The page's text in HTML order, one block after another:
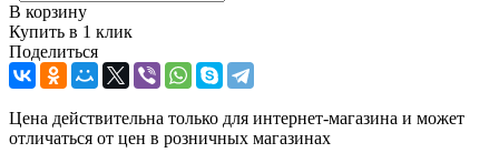
В корзину
Купить в 1 клик
Поделиться
Цена действительна только для интернет-магазина и может
отличаться от цен в розничных магазинах